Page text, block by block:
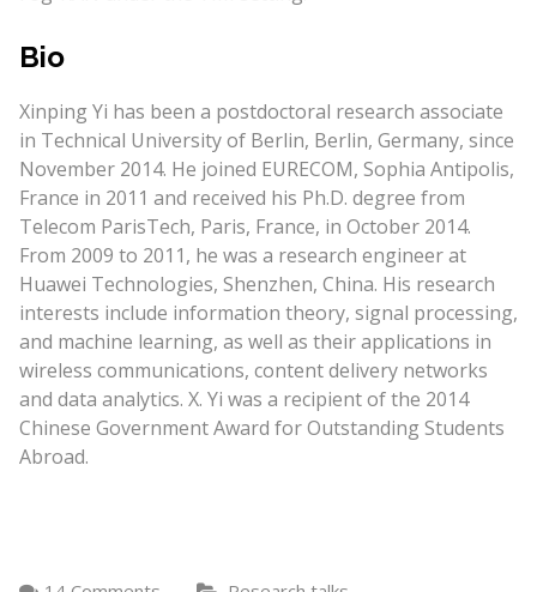
Bio
Xinping Yi has been a postdoctoral research associate
in Technical University of Berlin, Berlin, Germany, since
November 2014. He joined EURECOM, Sophia Antipolis,
France in 2011 and received his Ph.D. degree from
Telecom ParisTech, Paris, France, in October 2014.
From 2009 to 2011, he was a research engineer at
Huawei Technologies, Shenzhen, China. His research
interests include information theory, signal processing,
and machine learning, as well as their applications in
wireless communications, content delivery networks
and data analytics. X. Yi was a recipient of the 2014
Chinese Government Award for Outstanding Students
Abroad.